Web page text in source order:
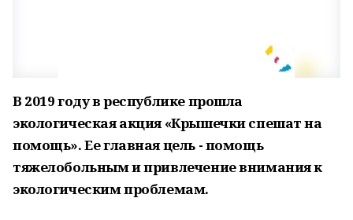
В 2019 году в республике прошла
экологическая акция «Крышечки спешат на
помощь». Ее главная цель - помощь
тяжелобольным и привлечение внимания к
экологическим проблемам.